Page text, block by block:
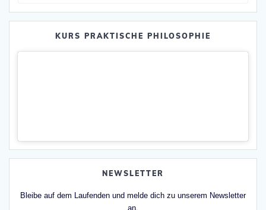
KURS PRAKTISCHE PHILOSOPHIE
NEWSLETTER
Bleibe auf dem Laufenden und melde dich zu unserem Newsletter
an.